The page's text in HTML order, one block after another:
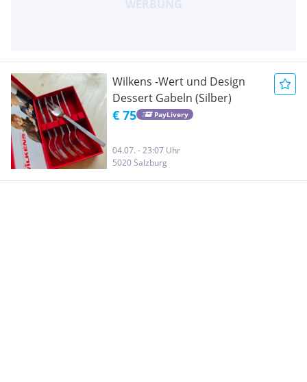
Wilkens -Wert und Design
Dessert Gabeln (Silber)
€ 75 PayLivery
04.07. - 23:07 Uhr
5020 Salzburg